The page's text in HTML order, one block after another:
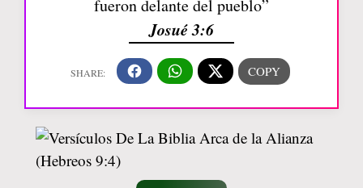
fueron delante del pueblo”
Josué 3:6